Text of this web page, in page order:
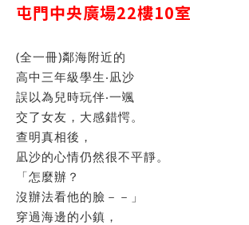
屯門中央廣場22樓10室
(全一冊)鄰海附近的
高中三年級學生‧凪沙
誤以為兒時玩伴‧一颯
交了女友，大感錯愕。
查明真相後，
凪沙的心情仍然很不平靜。
「怎麼辦？
沒辦法看他的臉－－」
穿過海邊的小鎮，